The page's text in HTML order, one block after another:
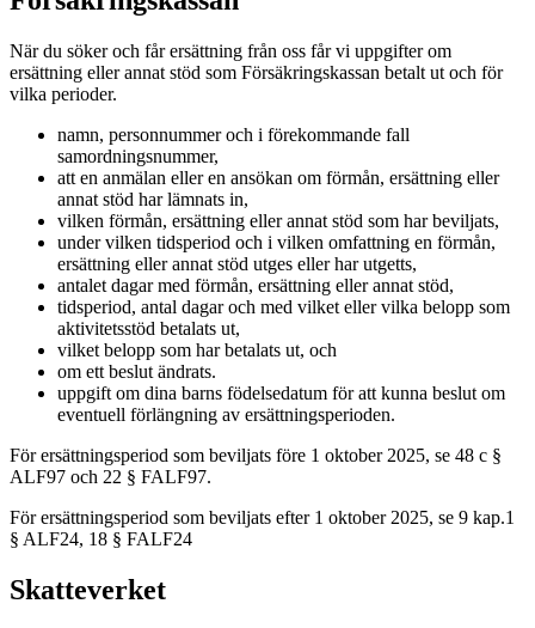
När du söker och får ersättning från oss får vi uppgifter om
ersättning eller annat stöd som Försäkringskassan betalt ut och för
vilka perioder.
namn, personnummer och i förekommande fall
samordningsnummer,
att en anmälan eller en ansökan om förmån, ersättning eller
annat stöd har lämnats in,
vilken förmån, ersättning eller annat stöd som har beviljats,
under vilken tidsperiod och i vilken omfattning en förmån,
ersättning eller annat stöd utges eller har utgetts,
antalet dagar med förmån, ersättning eller annat stöd,
tidsperiod, antal dagar och med vilket eller vilka belopp som
aktivitetsstöd betalats ut,
vilket belopp som har betalats ut, och
om ett beslut ändrats.
uppgift om dina barns födelsedatum för att kunna beslut om
eventuell förlängning av ersättningsperioden.
För ersättningsperiod som beviljats före 1 oktober 2025, se 48 c §
ALF97 och 22 § FALF97.
För ersättningsperiod som beviljats efter 1 oktober 2025, se 9 kap.1
§ ALF24, 18 § FALF24
Skatteverket